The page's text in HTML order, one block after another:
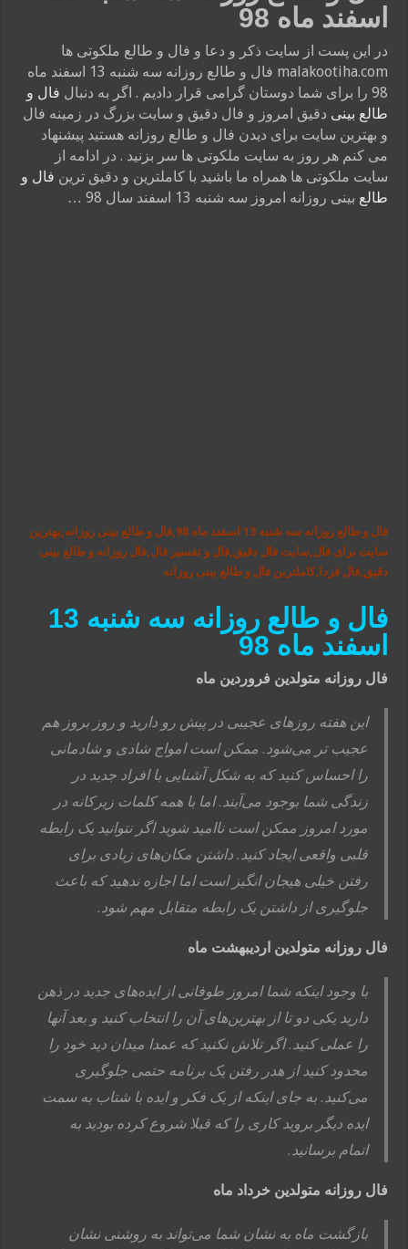
اسفند ماه 98
در این پست از سایت ذکر و دعا و فال و طالع ملکوتی ها
malakootiha.com فال و طالع روزانه سه شنبه 13 اسفند ماه
98 را برای شما دوستان گرامی قرار دادیم . اگر به دنبال
فال و
طالع بینی دقیق امروز و فال دقیق و سایت بزرگ در زمینه فال
و بهترین سایت برای دیدن فال و طالع روزانه هستید پیشنهاد
می کنم هر روز به سایت ملکوتی ها سر بزنید . در ادامه از
سایت ملکوتی ها همراه ما باشید با کاملترین و دقیق ترین فال و
طالع بینی روزانه امروز سه شنبه 13 اسفند سال 98 …
فال و طالع روزانه سه شنبه 13 اسفند ماه 98,فال و طالع بینی روزانه,بهترین
سایت برای فال,سایت فال دقیق,فال و تفسیر فال,فال روزانه و طالع بینی
دقیق,فال فردا,کاملترین فال و طالع بینی روزانه
فال و طالع روزانه سه شنبه 13
اسفند ماه 98
فال روزانه متولدین فروردین ماه
این هفته روزهای عجیبی در پیش رو دارید و روز بروز هم
عجیب تر می‌شود. ممکن است امواج شادی و شادمانی
را احساس کنید که به شکل آشنایی با افراد جدید در
زندگی شما بوجود می‌آیند. اما با همه کلمات زیرکانه در
مورد امروز ممکن است ناامید شوید اگر نتوانید یک رابطه
قلبی واقعی ایجاد کنید. داشتن مکان‌های زیادی برای
رفتن خیلی هیجان انگیز است اما اجازه ندهید که باعث
جلوگیری از داشتن یک رابطه متقابل مهم شود.
فال روزانه متولدین اردیبهشت ماه
با وجود اینکه شما امروز طوفانی از ایده‌های جدید در ذهن
دارید یکی دو تا از بهترین‌های آن را انتخاب کنید و بعد آنها
را عملی کنید. اگر تلاش نکنید که عمدا میدان دید خود را
محدود کنید از هدر رفتن یک برنامه حتمی جلوگیری
می‌کنید. به جای اینکه از یک فکر و ایده با شتاب به سمت
ایده دیگر بروید کاری را که قبلا شروع کرده بودید به
اتمام برسانید.
فال روزانه متولدین خرداد ماه
بازگشت ماه به نشان شما می‌تواند به روشنی نشان